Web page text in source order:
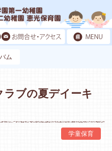
ム
ラブの夏デイーキ
学童保育